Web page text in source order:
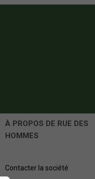
À PROPOS DE RUE DES
HOMMES
Contacter la société